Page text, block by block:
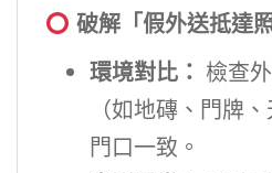
破解「假外送抵達照
環境對比： 檢查
（如地磚、門牌
門口一致。